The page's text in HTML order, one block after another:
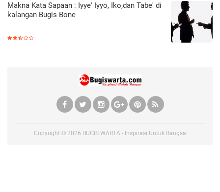
Makna Kata Sapaan : Iyye' Iyyo, Iko,dan Tabe' di
kalangan Bugis Bone
Copyright © 2026 BUGIS WARTA - Inspirasi Untuk Bangsa